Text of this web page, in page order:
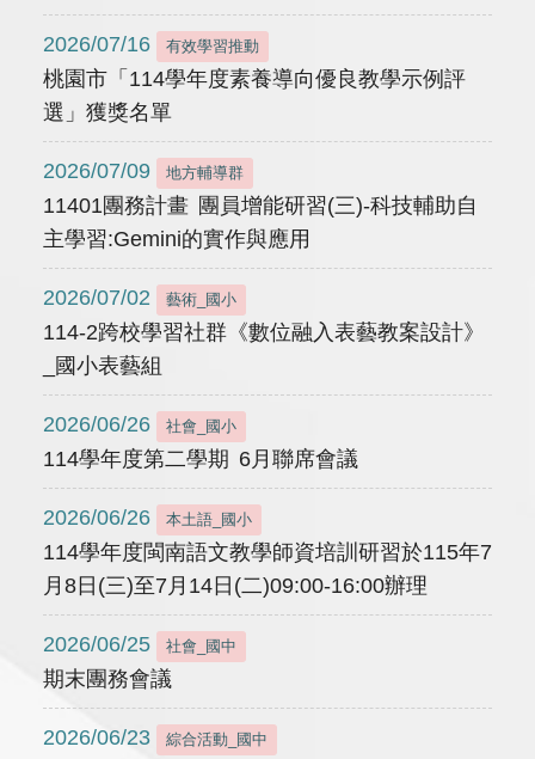
2026/07/16 有效學習推動
桃園市「114學年度素養導向優良教學示例評
選」獲獎名單
2026/07/09 地方輔導群
11401團務計畫 團員增能研習(三)-科技輔助自
主學習:Gemini的實作與應用
2026/07/02 藝術_國小
114-2跨校學習社群《數位融入表藝教案設計》
_國小表藝組
2026/06/26 社會_國小
114學年度第二學期 6月聯席會議
2026/06/26 本土語_國小
114學年度閩南語文教學師資培訓研習於115年7
月8日(三)至7月14日(二)09:00-16:00辦理
2026/06/25 社會_國中
期末團務會議
2026/06/23 綜合活動_國中